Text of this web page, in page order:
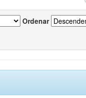
Ordenar